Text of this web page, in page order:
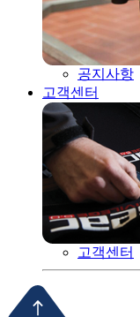
공지사항
고객센터
고객센터